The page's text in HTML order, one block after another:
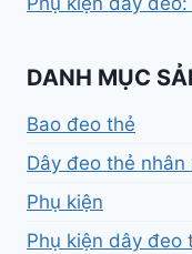
DANH MỤC
Bao đeo thẻ
Dây đeo thẻ nhân
Phụ kiện
Phụ kiện dây đeo